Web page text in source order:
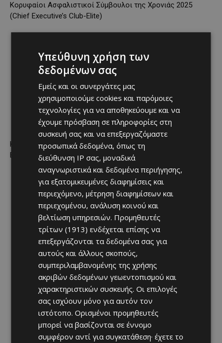
Κορυφαίοι Ασφαλιστικοί Σύμβουλοι της Χρονιάς 2025
(Chief Executive’s Club-Elite)
Άδωνη
2η Κορυφαία Ασφαλιστική Σύμβουλος: Ρίτσα Σαββίδου
3ος Κορυφαίος Ασφαλιστικός Σύμβουλος: Έκτορας
Χριστοδούλου
4ος Κορυφαίος Ασφαλιστικός Σύμβουλος: Μεθόδιος
Παπαμεθοδίου
Κορυφαία Υποκαταστήματα της Χρονιάς 2025 (Chief
Executive’s Club-Elite)
1η Κορυφαία Ομάδα: Υποκατάστημα Αγίου Αντωνίου –
Λευκωσία, υπό τη Διεύθυνση του Χριστάκη Μακρή
2η Κορυφαία Ομάδα: Υποκατάστημα Εσπερίδων –
Λευκωσία υπό τη Διεύθυνση του Βάσου Νικολάου
Υπεύθυνη χρήση των
δεδομένων σας
Εμείς και οι συνεργάτες μας
χρησιμοποιούμε cookies και παρόμοιες
τεχνολογίες για να αποθηκεύουμε και να
έχουμε πρόσβαση σε πληροφορίες στη
συσκευή σας και να επεξεργαζόμαστε
προσωπικά δεδομένα, όπως τη
διεύθυνση IP σας, μοναδικά
αναγνωριστικά και δεδομένα περιήγησης,
για εξατομικευμένες διαφημίσεις και
περιεχόμενο, μέτρηση διαφημίσεων και
περιεχομένου, ανάλυση κοινού και
βελτίωση υπηρεσιών. Προμηθευτές
τρίτων (1913) ενδέχεται επίσης να
επεξεργάζονται τα δεδομένα σας για
αυτούς και άλλους σκοπούς,
συμπεριλαμβανομένης της χρήσης
ακριβών δεδομένων γεωεντοπισμού και
χαρακτηριστικών συσκευής. Οι επιλογές
σας ισχύουν μόνο για αυτόν τον
ιστότοπο. Ορισμένοι προμηθευτές
μπορεί να βασίζονται σε έννομο
συμφέρον αντί για συγκατάθεση· έχετε το